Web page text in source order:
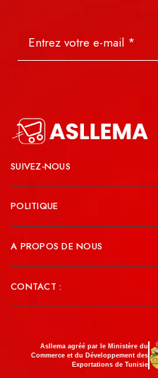
SUIVEZ-NOUS
POLITIQUE
A PROPOS DE NOUS
CONTACT :
Asllema agréé par le Ministère du
Commerce et du Développement des
Exportations de Tunisie